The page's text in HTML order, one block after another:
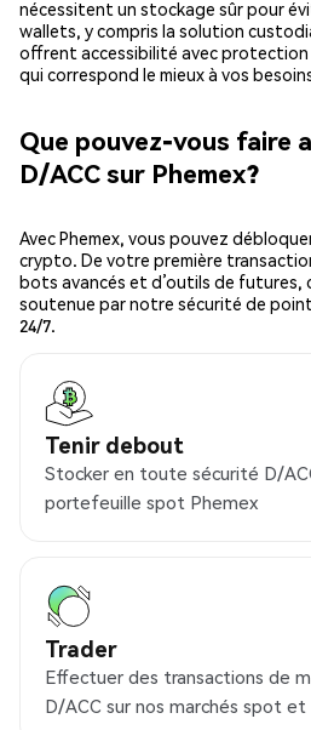
nécessitent un stockage sûr pour
wallets, y compris la solution
offrent accessibilité avec protection
qui correspond le mieux à vos
Que pouvez-vous faire
D/ACC sur Phemex?
Avec Phemex, vous pouvez
crypto. De votre première
bots avancés et d’outils de
soutenue par notre sécurité de
24/7.
Tenir debout
Stocker en toute sécurité D/
portefeuille spot Phemex
Trader
Effectuer des transactions de
D/ACC sur nos marchés spot